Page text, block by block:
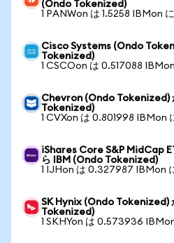
(Ondo Tokenized)
1 PANWon は 1.5258 IBMon
Cisco Systems (Ondo
Tokenized)
1 CSCOon は 0.517088
Chevron (Ondo Tokenized)
Tokenized)
1 CVXon は 0.801998 IBMon
iShares Core S&P MidCap
ら IBM (Ondo Tokenized)
1 IJHon は 0.327987 IBMon
SK Hynix (Ondo Tokenized)
Tokenized)
1 SKHYon は 0.573936